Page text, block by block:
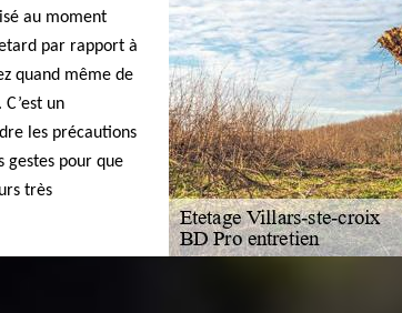
au moment
par rapport à
quand même de
un
les précautions
gestes pour que
très